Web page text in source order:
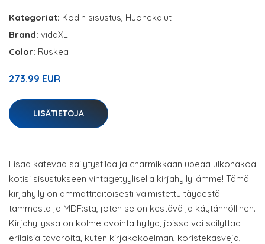
Kategoriat: Kodin sisustus, Huonekalut
Brand: vidaXL
Color: Ruskea
273.99 EUR
LISÄTIETOJA
Lisää kätevää säilytystilaa ja charmikkaan upeaa ulkonäköä
kotisi sisustukseen vintagetyylisellä kirjahyllyllämme! Tämä
kirjahylly on ammattitaitoisesti valmistettu täydestä
tammesta ja MDF:stä, joten se on kestävä ja käytännöllinen.
Kirjahyllyssä on kolme avointa hyllyä, joissa voi säilyttää
erilaisia tavaroita, kuten kirjakokoelman, koristekasveja,